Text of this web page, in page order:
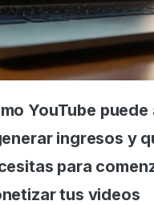
YouTube
ingresos y
para
tus videos